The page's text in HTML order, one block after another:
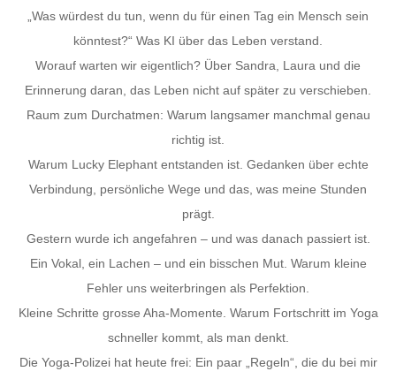
„Was würdest du tun, wenn du für einen Tag ein Mensch sein
könntest?“ Was KI über das Leben verstand.
Worauf warten wir eigentlich? Über Sandra, Laura und die
Erinnerung daran, das Leben nicht auf später zu verschieben.
Raum zum Durchatmen: Warum langsamer manchmal genau
richtig ist.
Warum Lucky Elephant entstanden ist. Gedanken über echte
Verbindung, persönliche Wege und das, was meine Stunden
prägt.
Gestern wurde ich angefahren – und was danach passiert ist.
Ein Vokal, ein Lachen – und ein bisschen Mut. Warum kleine
Fehler uns weiterbringen als Perfektion.
Kleine Schritte grosse Aha-Momente. Warum Fortschritt im Yoga
schneller kommt, als man denkt.
Die Yoga-Polizei hat heute frei: Ein paar „Regeln“, die du bei mir